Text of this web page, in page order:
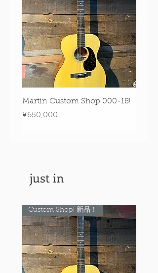
Martin Custom Shop 000-18!
Price
¥650,000
just in
Custom Shop! 新品！